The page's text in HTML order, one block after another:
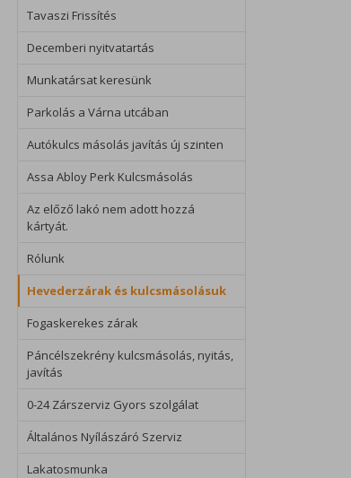
Tavaszi Frissítés
Decemberi nyitvatartás
Munkatársat keresünk
Parkolás a Várna utcában
Autókulcs másolás javítás új szinten
Assa Abloy Perk Kulcsmásolás
Az előző lakó nem adott hozzá
kártyát.
Rólunk
Hevederzárak és kulcsmásolásuk
Fogaskerekes zárak
Páncélszekrény kulcsmásolás, nyitás,
javítás
0-24 Zárszerviz Gyors szolgálat
Általános Nyílászáró Szerviz
Lakatosmunka